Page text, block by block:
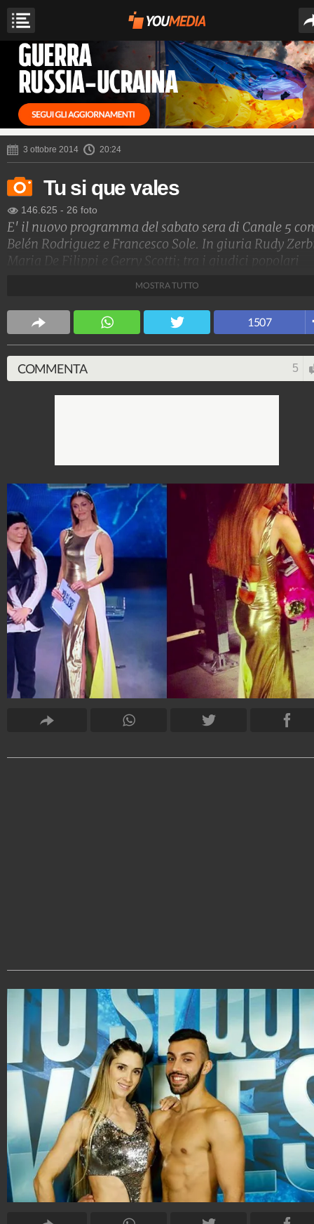
3 ottobre 2014 20:24
Tu si que vales
146.625 - 26 foto
E' il nuovo programma del sabato sera di Canale 5 con
Belén Rodriguez e Francesco Sole. In giuria Rudy
Maria De Filippi e Gerry Scotti; tra i giudici popolari
Spettacolo Fanpage
MOSTRA TUTTO
1507
COMMENTA 5